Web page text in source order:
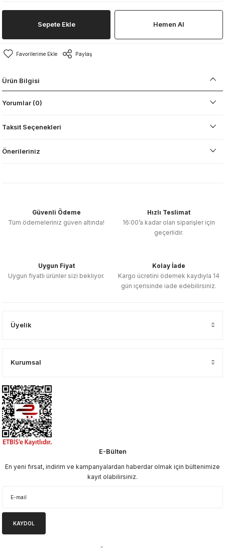
Sepete Ekle Hemen Al
Paylaş
Ürün Bilgisi
Yorumlar (0)
Taksit Seçenekleri
Önerileriniz
Güvenli Ödeme
Tüm ödemeleriniz güven altında!
Hızlı Teslimat
16:00’a kadar olan siparişler için
geçerlidir.
Uygun Fiyat
Uygun fiyatlı ürünler sizi bekliyor.
Kolay İade
Kargo ücretini ödemek kaydıyla 14
gün içerisinde iade edebilirsiniz.
Üyelik
Kurumsal
E-Bülten
En yeni fırsat, indirim ve kampanyalardan haberdar olmak için bültenimize
kayıt olabilirsiniz.
KAYDOL